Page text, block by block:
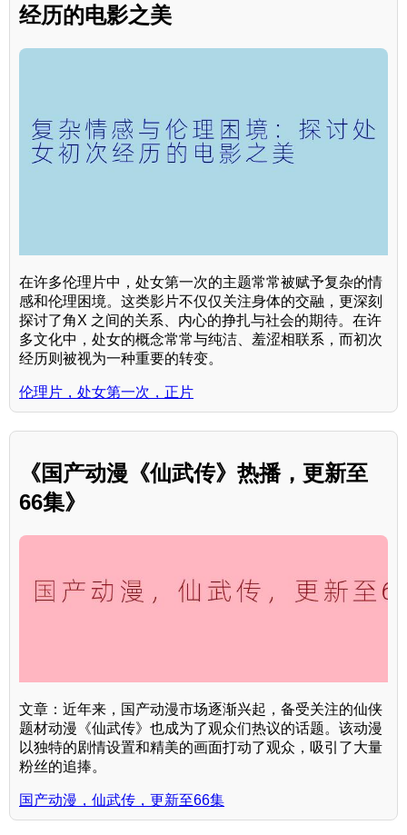
经历的电影之美
在许多伦理片中，处女第一次的主题常常被赋予复杂的情
感和伦理困境。这类影片不仅仅关注身体的交融，更深刻
探讨了角X 之间的关系、内心的挣扎与社会的期待。在许
多文化中，处女的概念常常与纯洁、羞涩相联系，而初次
经历则被视为一种重要的转变。
伦理片，处女第一次，正片
《国产动漫《仙武传》热播，更新至
66集》
文章：近年来，国产动漫市场逐渐兴起，备受关注的仙侠
题材动漫《仙武传》也成为了观众们热议的话题。该动漫
以独特的剧情设置和精美的画面打动了观众，吸引了大量
粉丝的追捧。
国产动漫，仙武传，更新至66集